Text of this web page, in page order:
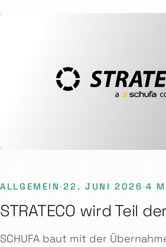
ALLGEMEIN ·22. JUNI 2026·4
STRATECO wird Teil
SCHUFA baut mit der